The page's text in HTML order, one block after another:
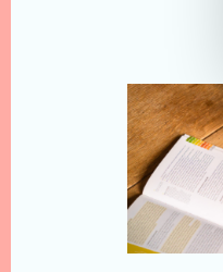
franchisés